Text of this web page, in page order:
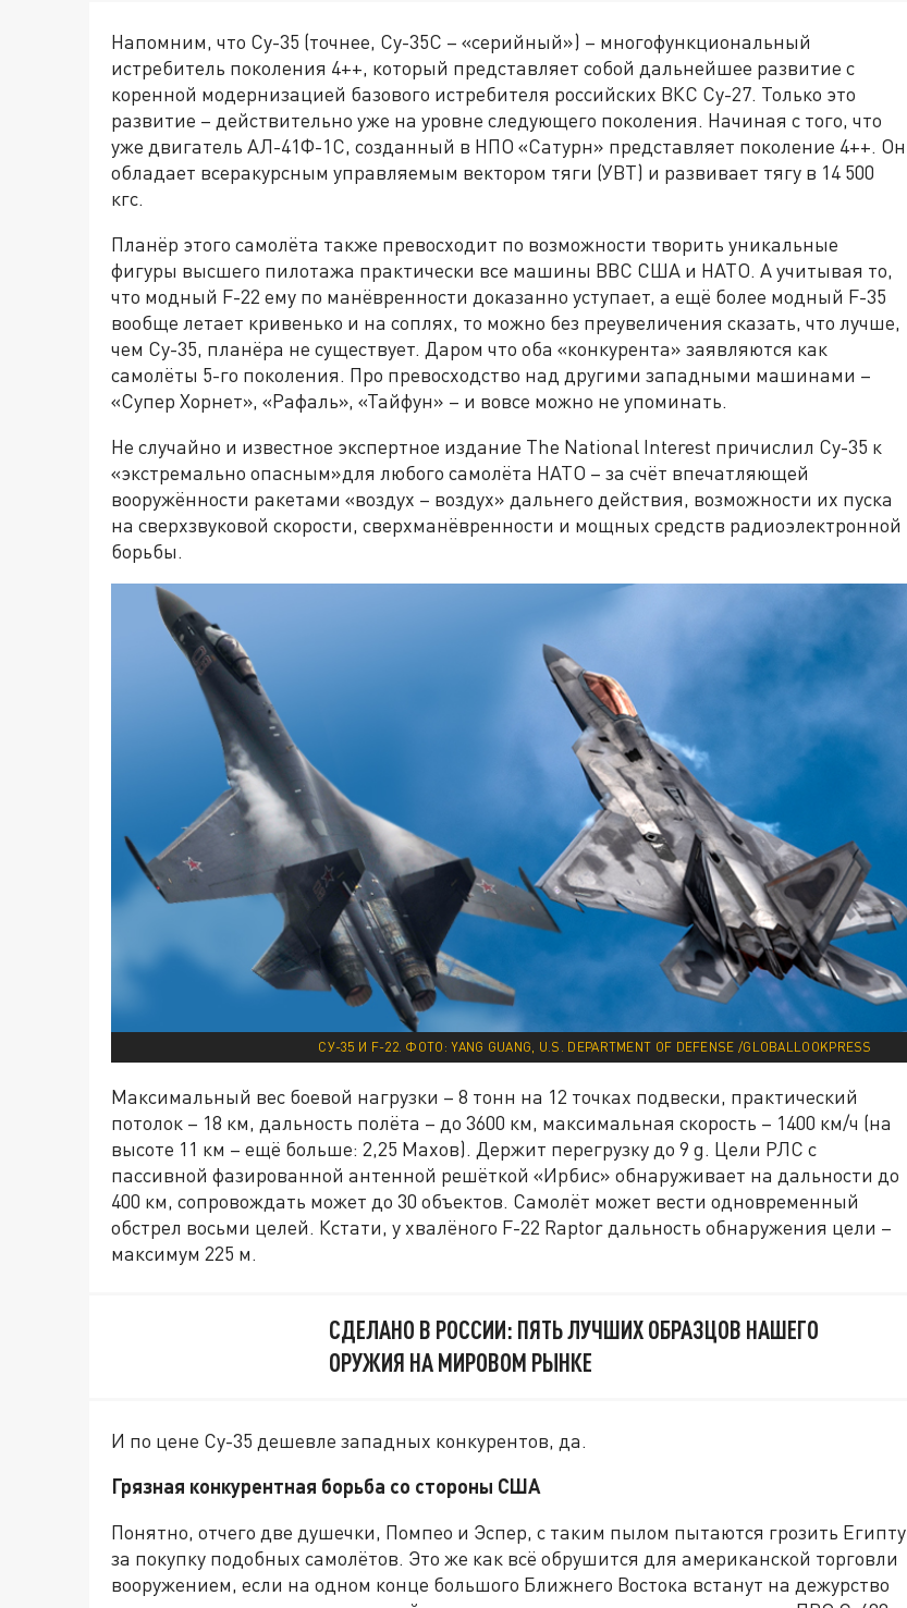
Напомним, что Су-35 (точнее, Су-35С – «серийный») – многофункциональный
истребитель поколения 4++, который представляет собой дальнейшее развитие с
коренной модернизацией базового истребителя российских ВКС Су-27. Только это
развитие – действительно уже на уровне следующего поколения. Начиная с того, что
уже двигатель АЛ-41Ф-1C, созданный в НПО «Сатурн» представляет поколение 4++. Он
обладает всеракурсным управляемым вектором тяги (УВТ) и развивает тягу в 14 500
кгс.
Планёр этого самолёта также превосходит по возможности творить уникальные
фигуры высшего пилотажа практически все машины ВВС США и НАТО. А учитывая то,
что модный F-22 ему по манёвренности доказанно уступает, а ещё более модный F-35
вообще летает кривенько и на соплях, то можно без преувеличения сказать, что лучше,
чем Су-35, планёра не существует. Даром что оба «конкурента» заявляются как
самолёты 5-го поколения. Про превосходство над другими западными машинами –
«Супер Хорнет», «Рафаль», «Тайфун» – и вовсе можно не упоминать.
Не случайно и известное экспертное издание The National Interest причислил Су-35 к
«экстремально опасным»для любого самолёта НАТО – за счёт впечатляющей
вооружённости ракетами «воздух – воздух» дальнего действия, возможности их пуска
на сверхзвуковой скорости, сверхманёвренности и мощных средств радиоэлектронной
борьбы.
СУ-35 И F-22. ФОТО: YANG GUANG, U.S. DEPARTMENT OF DEFENSE /GLOBALLOOKPRESS
Максимальный вес боевой нагрузки – 8 тонн на 12 точках подвески, практический
потолок – 18 км, дальность полёта – до 3600 км, максимальная скорость – 1400 км/ч (на
высоте 11 км – ещё больше: 2,25 Махов). Держит перегрузку до 9 g. Цели РЛС с
пассивной фазированной антенной решёткой «Ирбис» обнаруживает на дальности до
400 км, сопровождать может до 30 объектов. Самолёт может вести одновременный
обстрел восьми целей. Кстати, у хвалёного F-22 Raptor дальность обнаружения цели –
максимум 225 м.
СДЕЛАНО В РОССИИ: ПЯТЬ ЛУЧШИХ ОБРАЗЦОВ НАШЕГО
ОРУЖИЯ НА МИРОВОМ РЫНКЕ
И по цене Су-35 дешевле западных конкурентов, да.
Грязная конкурентная борьба со стороны США
Понятно, отчего две душечки, Помпео и Эспер, с таким пылом пытаются грозить Египту
за покупку подобных самолётов. Это же как всё обрушится для американской торговли
вооружением, если на одном конце большого Ближнего Востока встанут на дежурство